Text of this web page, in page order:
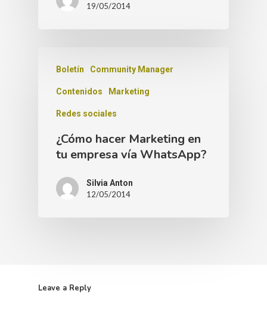
19/05/2014
Boletín Community Manager
Contenidos Marketing
Redes sociales
¿Cómo hacer Marketing en
tu empresa vía WhatsApp?
Silvia Anton
12/05/2014
Leave a Reply